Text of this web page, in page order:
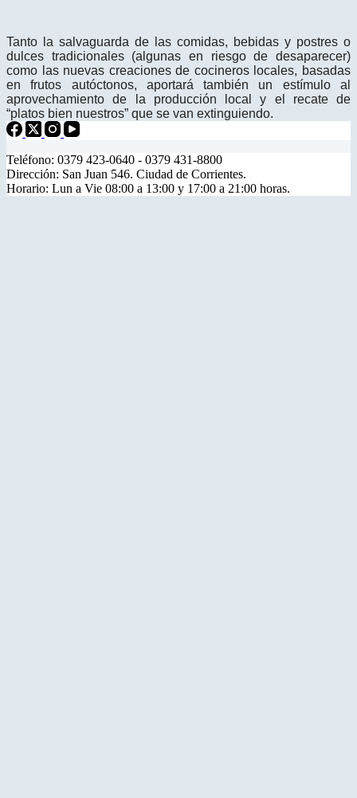
Tanto la salvaguarda de las comidas, bebidas y postres o
dulces tradicionales (algunas en riesgo de desaparecer)
como las nuevas creaciones de cocineros locales, basadas
en frutos autóctonos, aportará también un estímulo al
aprovechamiento de la producción local y el recate de
“platos bien nuestros” que se van extinguiendo.
Teléfono: 0379 423-0640 - 0379 431-8800
Dirección: San Juan 546. Ciudad de Corrientes.
Horario: Lun a Vie 08:00 a 13:00 y 17:00 a 21:00 horas.